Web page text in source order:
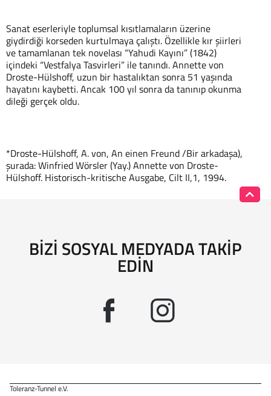
Sanat eserleriyle toplumsal kısıtlamaların üzerine
giydirdiği korseden kurtulmaya çalıştı. Özellikle kır şiirleri
ve tamamlanan tek novelası “Yahudi Kayını” (1842)
içindeki “Vestfalya Tasvirleri” ile tanındı. Annette von
Droste-Hülshoff, uzun bir hastalıktan sonra 51 yaşında
hayatını kaybetti. Ancak 100 yıl sonra da tanınıp okunma
dileği gerçek oldu.
*Droste-Hülshoff, A. von, An einen Freund /Bir arkadaşa),
şurada: Winfried Wörsler (Yay.) Annette von Droste-
Hülshoff. Historisch-kritische Ausgabe, Cilt II,1, 1994.
BIZI SOSYAL MEDYADA TAKIP
EDIN
Toleranz-Tunnel e.V.